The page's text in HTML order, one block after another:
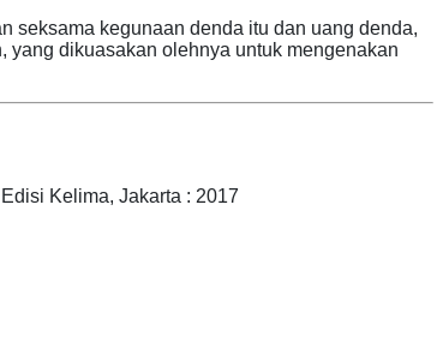
seksama kegunaan denda itu dan uang denda,
dikuasakan olehnya untuk mengenakan
Kelima, Jakarta : 2017